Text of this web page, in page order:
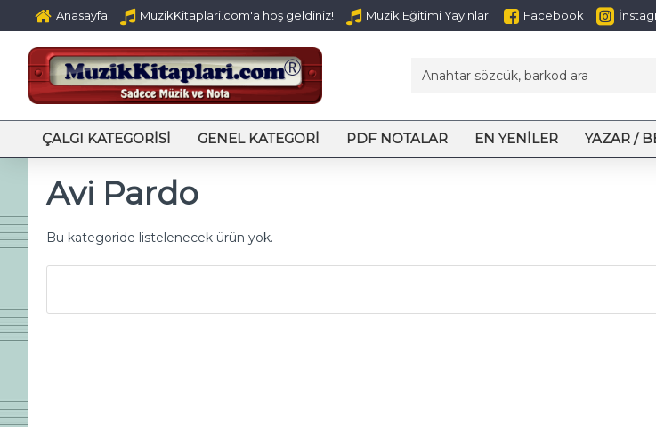
Anasayfa MuzikKitaplari.com'a hoş geldiniz! Müzik Eğitimi Yayınları Facebook
ÇALGI KATEGORISI GENEL KATEGORI PDF NOTALAR EN YENILER YAZAR /
Avi Pardo
Bu kategoride listelenecek ürün yok.